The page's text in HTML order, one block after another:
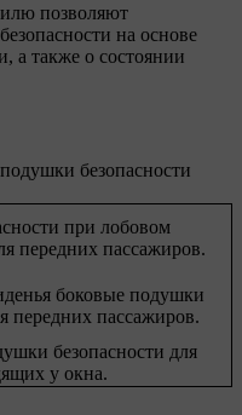
позволяют
на основе
а также о состоянии
безопасности
при лобовом
передних пассажиров.
боковые подушки
передних пассажиров.
безопасности для
у окна.